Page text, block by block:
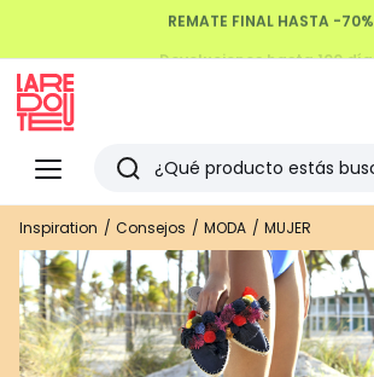
Devoluciones hasta 100 días
Menu
Redoute
Buscar
Últimos
artículos
vistos
Inspiration Consejos MODA MUJER